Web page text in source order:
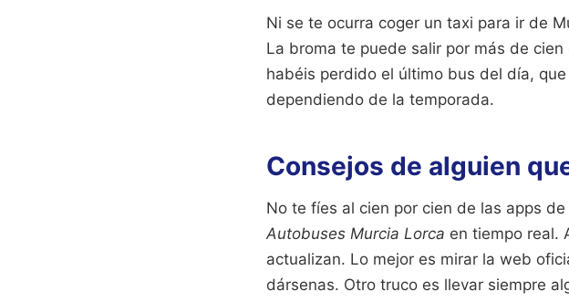
Ni se te ocurra coger un taxi para ir de
La broma te puede salir por más de
habéis perdido el último bus del día,
dependiendo de la temporada.
Consejos de alguien
No te fíes al cien por cien de las apps
Autobuses Murcia Lorca en tiempo real.
actualizan. Lo mejor es mirar la web
dársenas. Otro truco es llevar siempre